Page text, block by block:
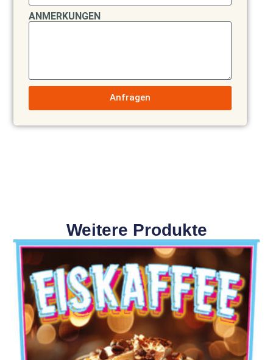
ANMERKUNGEN
Anfragen
Weitere Produkte